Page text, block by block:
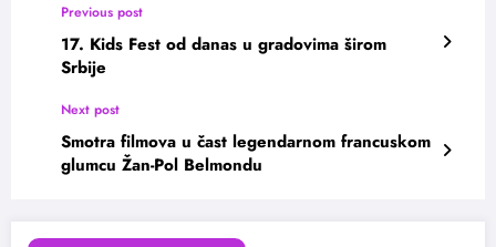
Previous post
17. Kids Fest od danas u gradovima širom
Srbije
Next post
Smotra filmova u čast legendarnom francuskom
glumcu Žan-Pol Belmondu